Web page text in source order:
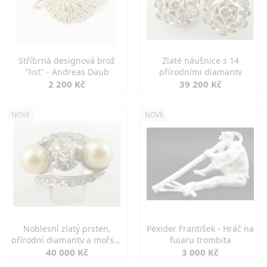
Stříbrná designová brož
"list" - Andreas Daub
2 200 Kč
Zlaté náušnice s 14
přírodními diamanty
39 200 Kč
NOVÉ
Noblesní zlatý prsten,
přírodní diamanty a mořské
perly
40 000 Kč
NOVÉ
Pexider František - Hráč na
fujaru trombita
3 000 Kč